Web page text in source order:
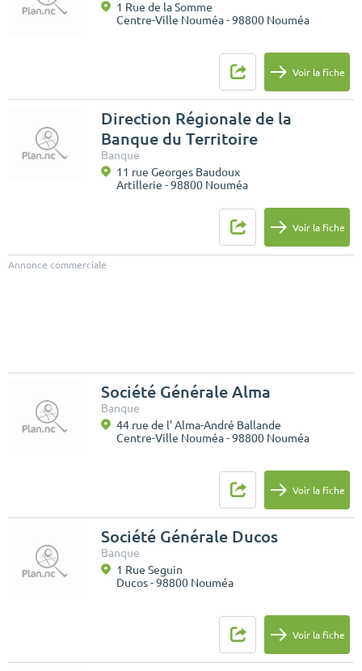
1 Rue de la Somme
Centre-Ville Nouméa - 98800 Nouméa
Voir la fiche
Direction Régionale de la
Banque du Territoire
Banque
11 rue Georges Baudoux
Artillerie - 98800 Nouméa
Voir la fiche
Annonce commerciale
Société Générale Alma
Banque
44 rue de l' Alma-André Ballande
Centre-Ville Nouméa - 98800 Nouméa
Voir la fiche
Société Générale Ducos
Banque
1 Rue Seguin
Ducos - 98800 Nouméa
Voir la fiche